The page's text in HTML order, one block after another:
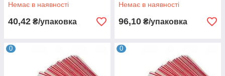
Немає в наявності
40,42 ₴/упаковка
Немає в наявності
96,10 ₴/упаковка
0 0